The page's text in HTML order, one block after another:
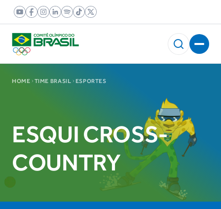
HOME TIME BRASIL ESPORTES
ESQUI CROSS-
COUNTRY